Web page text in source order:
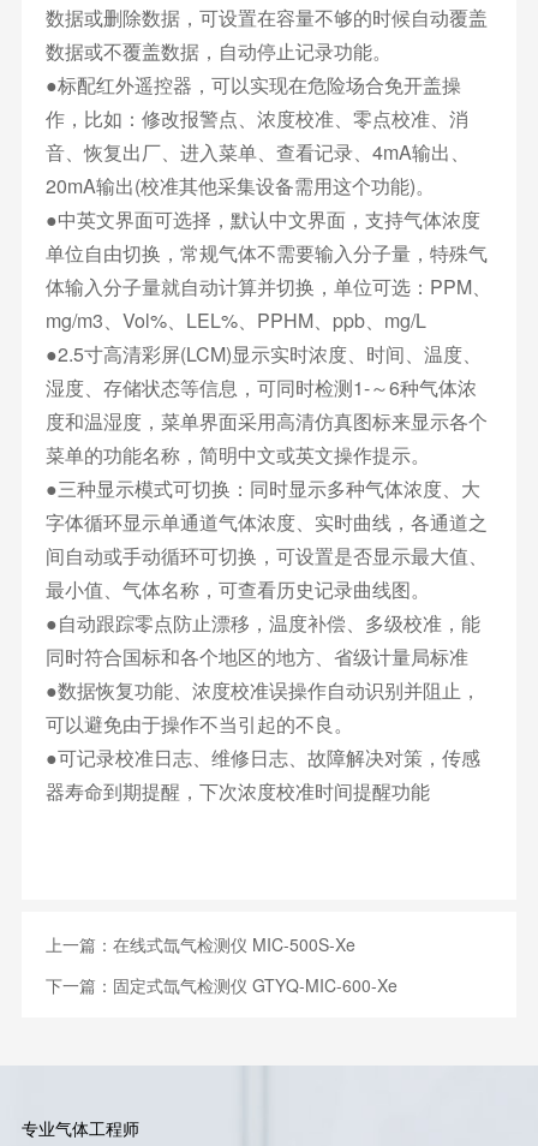
数据或删除数据，可设置在容量不够的时候自动覆盖
数据或不覆盖数据，自动停止记录功能。
●标配红外遥控器，可以实现在危险场合免开盖操
作，比如：修改报警点、浓度校准、零点校准、消
音、恢复出厂、进入菜单、查看记录、4mA输出、
20mA输出(校准其他采集设备需用这个功能)。
●中英文界面可选择，默认中文界面，支持气体浓度
单位自由切换，常规气体不需要输入分子量，特殊气
体输入分子量就自动计算并切换，单位可选：PPM、
mg/m3、Vol%、LEL%、PPHM、ppb、mg/L
●2.5寸高清彩屏(LCM)显示实时浓度、时间、温度、
湿度、存储状态等信息，可同时检测1-～6种气体浓
度和温湿度，菜单界面采用高清仿真图标来显示各个
菜单的功能名称，简明中文或英文操作提示。
●三种显示模式可切换：同时显示多种气体浓度、大
字体循环显示单通道气体浓度、实时曲线，各通道之
间自动或手动循环可切换，可设置是否显示最大值、
最小值、气体名称，可查看历史记录曲线图。
●自动跟踪零点防止漂移，温度补偿、多级校准，能
同时符合国标和各个地区的地方、省级计量局标准
●数据恢复功能、浓度校准误操作自动识别并阻止，
可以避免由于操作不当引起的不良。
●可记录校准日志、维修日志、故障解决对策，传感
器寿命到期提醒，下次浓度校准时间提醒功能
上一篇： 在线式氙气检测仪 MIC-500S-Xe
下一篇： 固定式氙气检测仪 GTYQ-MIC-600-Xe
专业气体工程师